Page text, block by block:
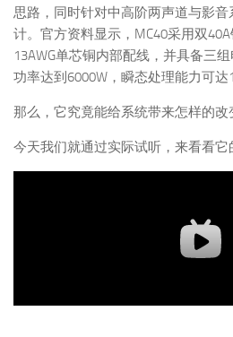
思路，同时针对中高阶两声道与影
计。官方资料显示，MC40采用双40A
13AWG单芯铜内部配线，并具备三
功率达到6000W，瞬态处理能力可达
那么，它究竟能给系统带来怎样的改
今天我们就通过实际试听，来看看它